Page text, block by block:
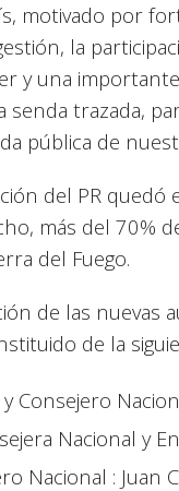
motivado por
la
y una
trazada,
pública de
del PR
más del 70%
del Fuego.
de las nuevas
de la
Consejero
Nacional y
Nacional : Juan